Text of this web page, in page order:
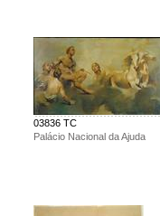
03836 TC
Palácio Nacional da Ajuda